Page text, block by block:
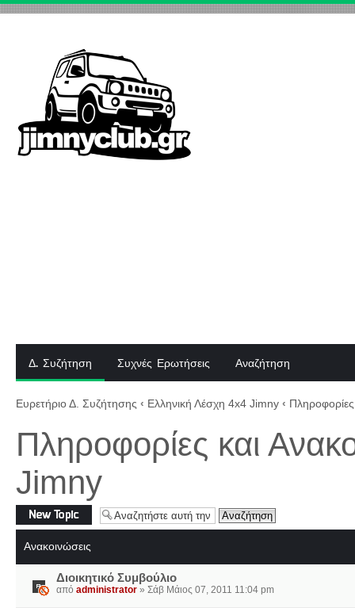
Δ. Συζήτηση Συχνές Ερωτήσεις Αναζήτηση
Ευρετήριο Δ. Συζήτησης ‹ Ελληνική Λέσχη 4x4 Jimny ‹
Πληροφορίες και
Jimny
Δημιουργία νέου
θέματος
Ανακοινώσεις
Διοικητικό Συμβούλιο
από administrator » Σάβ Μάιος 07, 2011 11:04 pm